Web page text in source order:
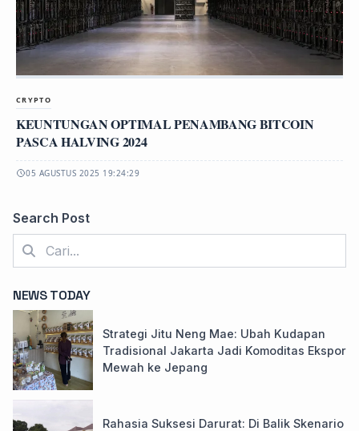
CRYPTO
KEUNTUNGAN OPTIMAL PENAMBANG BITCOIN
PASCA HALVING 2024
05 AGUSTUS 2025 19:24:29
Search Post
NEWS TODAY
Strategi Jitu Neng Mae: Ubah Kudapan
Tradisional Jakarta Jadi Komoditas Ekspor
Mewah ke Jepang
Rahasia Suksesi Darurat: Di Balik Skenario